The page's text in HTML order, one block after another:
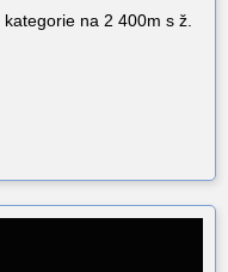
na 2 400m s ž.